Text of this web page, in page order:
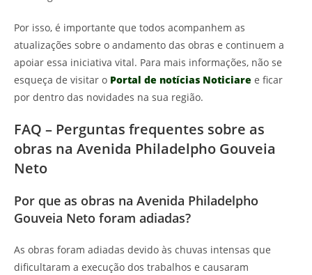
Por isso, é importante que todos acompanhem as
atualizações sobre o andamento das obras e continuem a
apoiar essa iniciativa vital. Para mais informações, não se
esqueça de visitar o Portal de notícias Noticiare e ficar
por dentro das novidades na sua região.
FAQ – Perguntas frequentes sobre as
obras na Avenida Philadelpho Gouveia
Neto
Por que as obras na Avenida Philadelpho
Gouveia Neto foram adiadas?
As obras foram adiadas devido às chuvas intensas que
dificultaram a execução dos trabalhos e causaram